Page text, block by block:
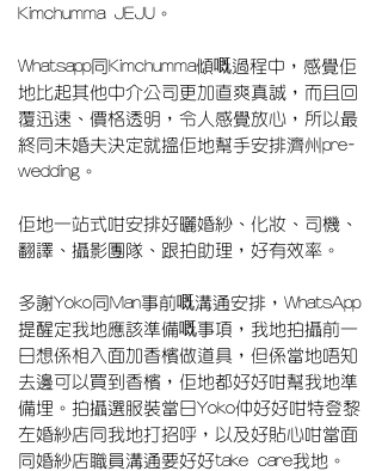
Kimchumma JEJU。
Whatsapp同Kimchumma傾嘅過程中，感覺佢
地比起其他中介公司更加直爽真誠，而且回
覆迅速、價格透明，令人感覺放心，所以最
終同未婚夫決定就搵佢地幫手安排濟州pre-
wedding。
佢地一站式咁安排好曬婚紗、化妝、司機、
翻譯、攝影團隊、跟拍助理，好有效率。
多謝Yoko同Man事前嘅溝通安排，WhatsApp
提醒定我地應該準備嘅事項，我地拍攝前一
日想係相入面加香檳做道具，但係當地唔知
去邊可以買到香檳，佢地都好好咁幫我地準
備埋。拍攝選服裝當日Yoko仲好好咁特登黎
左婚紗店同我地打招呼，以及好貼心咁當面
同婚紗店職員溝通要好好take care我地。